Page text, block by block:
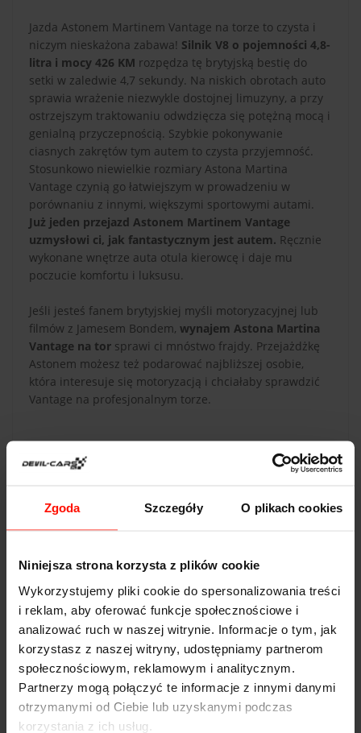
Zgoda Szczegóły O plikach cookies
Niniejsza strona korzysta z plików cookie
Wykorzystujemy pliki cookie do spersonalizowania treści
i reklam, aby oferować funkcje społecznościowe i
analizować ruch w naszej witrynie. Informacje o tym, jak
korzystasz z naszej witryny, udostępniamy partnerom
społecznościowym, reklamowym i analitycznym.
Partnerzy mogą połączyć te informacje z innymi danymi
otrzymanymi od Ciebie lub uzyskanymi podczas
korzystania z ich usług.
Jazda Astonem Martinem Vantage na torze to czysta i
niczym nieskażona zabawa! Silnik V8 o pojemności 4,8-
litra i mocy 426 KM rozpędza tę brytyjską bestię do
setki w zaledwie 4,7 sekundy. Na niskich obrotach auto
sprawia wrażenie niezwykle dostojnej limuzyny, a przy
ostrzejszym traktowaniu odwdzięcza się potężną mocą i
genialną przyczepnością. Szybkie pokonywanie
ciasnych zakrętów tym autem to czysta przyjemność.
Stosunkowo niewielkie rozmiary Astona Martina
Vantage czynią go łatwiejszym w prowadzeniu w
porównaniu z innymi, większymi sportowymi autami.
Już jeden przejazd Astonem Martinem Vantage
uzmysłowi ci, jak fantastycznym jest autem. Ręcznie
wykonane wnętrze auta otula kierowcę i daje mu
poczucie komfortu i luksusu.
Jeśli jesteś fanem brytyjskiej myśli motoryzacyjnej lub
filmów z Jamesem Bondem, wynajem Astona Martina
Vantage na tor sprawi ci mnóstwo frajdy. Przejażdżkę
Astonem możesz też podarować najbliższej osobie,
która interesuje się motoryzacją i chciałaby sprawdzić
Vantage na profesjonalnym torze.
Aston Martin Vantage
Przyspieszenie:
4,7s do 100 km/h
Prędkość max:
290
km/h
Moc:
426KM
1920kg
Napęd:
tył